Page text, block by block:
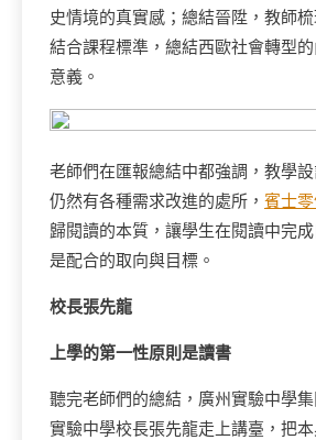
史情境的真實感；總結晉陞，教師梳
結合課程標準，總結西歐社會轉型
意義。
老師們在匯報總結中都強調，教學
仍然有各種需求改進的處所， 賓士
歸閱讀的本質，讓學生在閱讀中完
是配合的取向與目標。
校長張先龍
上學的第一性原則是讀書
聽完老師們的總結，廣州實驗中學
實驗中學校長張先龍走上講臺，把